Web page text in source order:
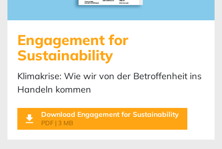
Engagement for
Sustainability
Klimakrise: Wie wir von der Betroffenheit ins
Handeln kommen
Download Engagement for Sustainability
PDF | 3 MB